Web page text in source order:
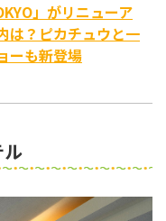
」がリニューア
は？ピカチュウと一
ーも新登場